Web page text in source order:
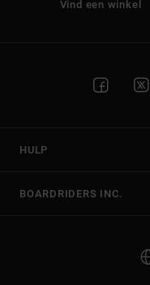
Vind een winkel
HULP
BOARDRIDERS INC.